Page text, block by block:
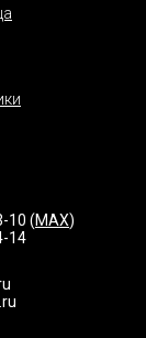
10 (MAX)
14